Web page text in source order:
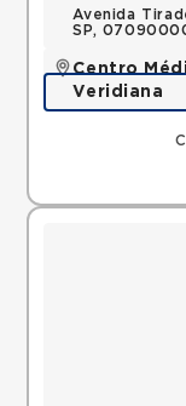
Avenida
SP,
Centro
Veridiana
Rua Dona